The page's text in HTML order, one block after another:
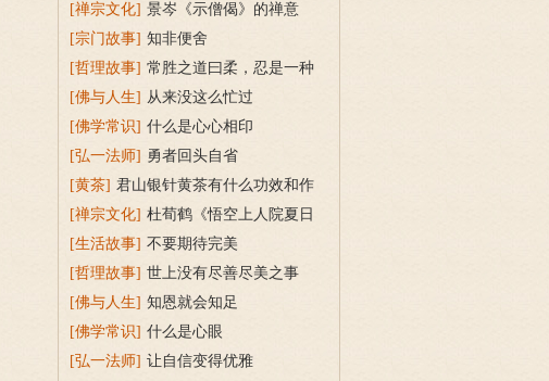
[禅宗文化] 景岑《示僧偈》的禅意
[宗门故事] 知非便舍
[哲理故事] 常胜之道曰柔，忍是一种
境界
[佛与人生] 从来没这么忙过
[佛学常识] 什么是心心相印
[弘一法师] 勇者回头自省
[黄茶] 君山银针黄茶有什么功效和作
用？
[禅宗文化] 杜荀鹤《悟空上人院夏日
题诗》的禅意
[生活故事] 不要期待完美
[哲理故事] 世上没有尽善尽美之事
[佛与人生] 知恩就会知足
[佛学常识] 什么是心眼
[弘一法师] 让自信变得优雅